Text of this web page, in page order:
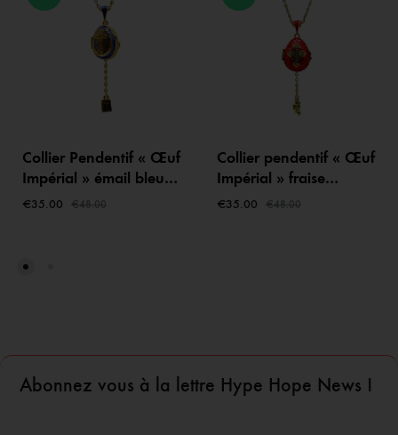
Collier Pendentif « Œuf
Impérial » émail bleu
roi et croix rayonnante
€35.00 €48.00
Collier pendentif « Œuf
Impérial » fraise
émaillée rouge vif –
€35.00 €48.00
Abonnez vous à la lettre Hype Hope News !